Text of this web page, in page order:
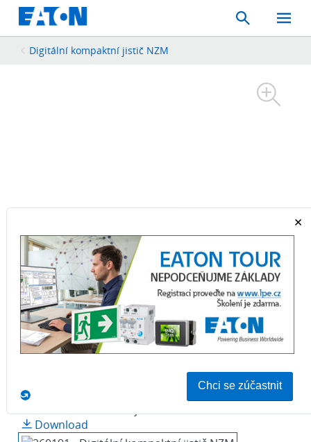
Search
Toggle
Mobile
Digitální kompaktní jistič NZM
Download